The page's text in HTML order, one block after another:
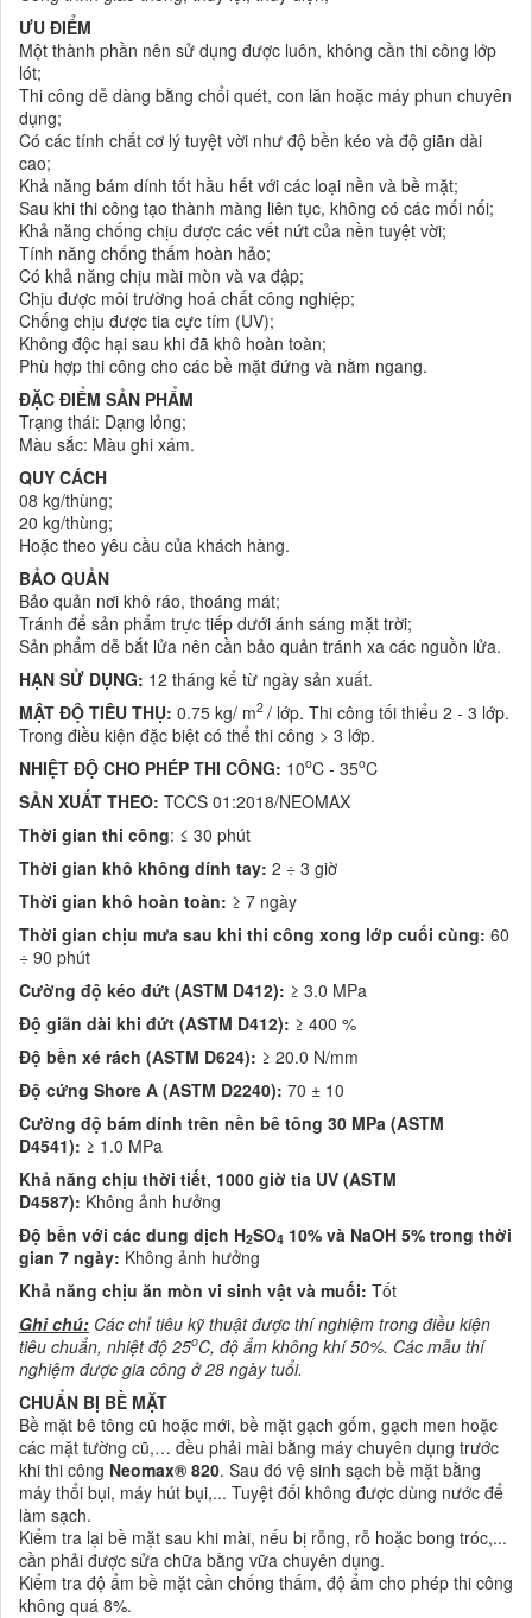
ƯU ĐIỂM
Một thành phần nên sử dụng được luôn, không cần thi công lớp
lót;
Thi công dễ dàng bằng chổi quét, con lăn hoặc máy phun chuyên
dụng;
Có các tính chất cơ lý tuyệt vời như độ bền kéo và độ giãn dài
cao;
Khả năng bám dính tốt hầu hết với các loại nền và bề mặt;
Sau khi thi công tạo thành màng liên tục, không có các mối nối;
Khả năng chống chịu được các vết nứt của nền tuyệt vời;
Tính năng chống thấm hoàn hảo;
Có khả năng chịu mài mòn và va đập;
Chịu được môi trường hoá chất công nghiệp;
Chống chịu được tia cực tím (UV);
Không độc hại sau khi đã khô hoàn toàn;
Phù hợp thi công cho các bề mặt đứng và nằm ngang.
ĐẶC ĐIỂM SẢN PHẨM
Trạng thái: Dạng lỏng;
Màu sắc: Màu ghi xám.
QUY CÁCH
08 kg/thùng;
20 kg/thùng;
Hoặc theo yêu cầu của khách hàng.
BẢO QUẢN
Bảo quản nơi khô ráo, thoáng mát;
Tránh để sản phẩm trực tiếp dưới ánh sáng mặt trời;
Sản phẩm dễ bắt lửa nên cần bảo quản tránh xa các nguồn lửa.
HẠN SỬ DỤNG: 12 tháng kể từ ngày sản xuất.
MẬT ĐỘ TIÊU THỤ: 0.75 kg/ m2 / lớp. Thi công tối thiểu 2 - 3 lớp.
Trong điều kiện đặc biệt có thể thi công > 3 lớp.
NHIỆT ĐỘ CHO PHÉP THI CÔNG: 10oC - 35oC
SẢN XUẤT THEO: TCCS 01:2018/NEOMAX
Thời gian thi công: ≤ 30 phút
Thời gian khô không dính tay: 2 ÷ 3 giờ
Thời gian khô hoàn toàn: ≥ 7 ngày
Thời gian chịu mưa sau khi thi công xong lớp cuối cùng: 60
÷ 90 phút
Cường độ kéo đứt (ASTM D412): ≥ 3.0 MPa
Độ giãn dài khi đứt (ASTM D412): ≥ 400 %
Độ bền xé rách (ASTM D624): ≥ 20.0 N/mm
Độ cứng Shore A (ASTM D2240): 70 ± 10
Cường độ bám dính trên nền bê tông 30 MPa (ASTM
D4541): ≥ 1.0 MPa
Khả năng chịu thời tiết, 1000 giờ tia UV (ASTM
D4587): Không ảnh hưởng
Độ bền với các dung dịch H2SO4 10% và NaOH 5% trong thời
gian 7 ngày: Không ảnh hưởng
Khả năng chịu ăn mòn vi sinh vật và muối: Tốt
Ghi chú: Các chỉ tiêu kỹ thuật được thí nghiệm trong điều kiện
tiêu chuẩn, nhiệt độ 25oC, độ ẩm không khí 50%. Các mẫu thí
nghiệm được gia công ở 28 ngày tuổi.
CHUẨN BỊ BỀ MẶT
Bề mặt bê tông cũ hoặc mới, bề mặt gạch gốm, gạch men hoặc
các mặt tường cũ,… đều phải mài bằng máy chuyên dụng trước
khi thi công Neomax® 820. Sau đó vệ sinh sạch bề mặt bằng
máy thổi bụi, máy hút bụi,... Tuyệt đối không được dùng nước để
làm sạch.
Kiểm tra lại bề mặt sau khi mài, nếu bị rỗng, rỗ hoặc bong tróc,...
cần phải được sửa chữa bằng vữa chuyên dụng.
Kiểm tra độ ẩm bề mặt cần chống thấm, độ ẩm cho phép thi công
không quá 8%.